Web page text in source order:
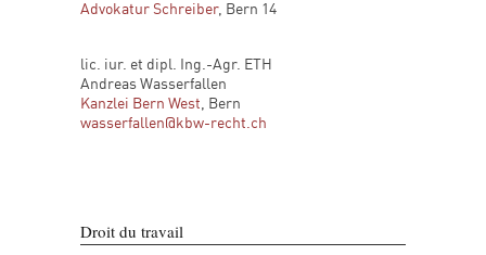
Advokatur Schreiber, Bern 14
lic. iur. et dipl. Ing.-Agr. ETH
Andreas Wasserfallen
Kanzlei Bern West, Bern
wasserfallen@kbw-recht.ch
Droit du travail